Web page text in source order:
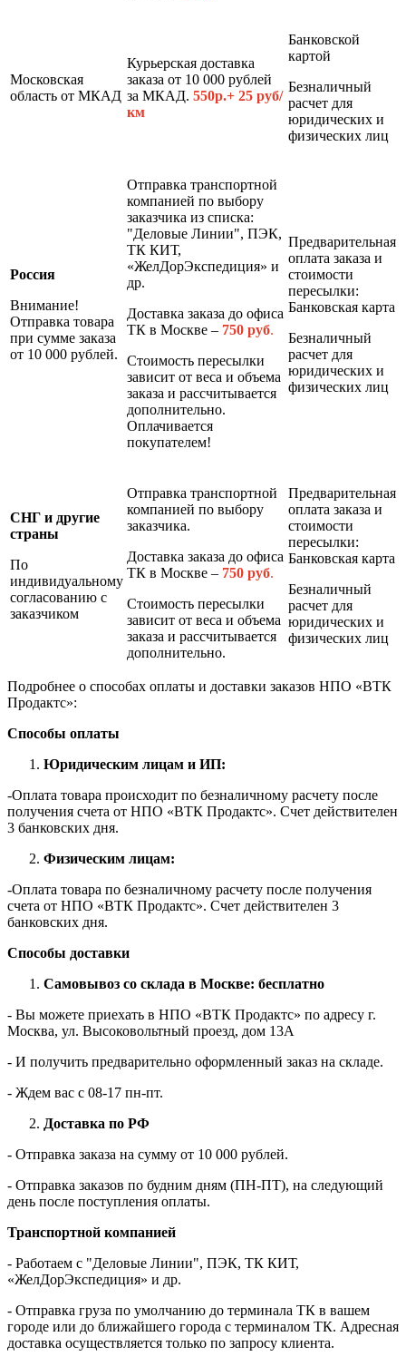
Московская
область от МКАД
Курьерская доставка
заказа от 10 000 рублей
за МКАД. 550р.+ 25 руб/
км
Банковской
картой
Безналичный
расчет для
юридических и
физических лиц
Россия
Внимание!
Отправка товара
при сумме заказа
от 10 000 рублей.
Отправка транспортной
компанией по выбору
заказчика из списка:
"Деловые Линии", ПЭК,
ТК КИТ,
«ЖелДорЭкспедиция» и
др.
Доставка заказа до офиса
ТК в Москве – 750 руб.
Стоимость пересылки
зависит от веса и объема
заказа и рассчитывается
дополнительно.
Оплачивается
покупателем!
Предварительная
оплата заказа и
стоимости
пересылки:
Банковская карта
Безналичный
расчет для
юридических и
физических лиц
СНГ и другие
страны
По
индивидуальному
согласованию с
заказчиком
Отправка транспортной
компанией по выбору
заказчика.
Доставка заказа до офиса
ТК в Москве – 750 руб.
Стоимость пересылки
зависит от веса и объема
заказа и рассчитывается
дополнительно.
Предварительная
оплата заказа и
стоимости
пересылки:
Банковская карта
Безналичный
расчет для
юридических и
физических лиц
Подробнее о способах оплаты и доставки заказов НПО «ВТК
Продактс»:
Способы оплаты
Юридическим лицам и ИП:
-Оплата товара происходит по безналичному расчету после
получения счета от НПО «ВТК Продактс». Счет действителен
3 банковских дня.
Физическим лицам:
-Оплата товара по безналичному расчету после получения
счета от НПО «ВТК Продактс». Счет действителен 3
банковских дня.
Способы доставки
Самовывоз со склада в Москве: бесплатно
- Вы можете приехать в НПО «ВТК Продактс» по адресу г.
Москва, ул. Высоковольтный проезд, дом 13А
- И получить предварительно оформленный заказ на складе.
- Ждем вас c 08-17 пн-пт.
Доставка по РФ
- Отправка заказа на сумму от 10 000 рублей.
- Отправка заказов по будним дням (ПН-ПТ), на следующий
день после поступления оплаты.
Транспортной компанией
- Работаем с "Деловые Линии", ПЭК, ТК КИТ,
«ЖелДорЭкспедиция» и др.
- Отправка груза по умолчанию до терминала ТК в вашем
городе или до ближайшего города с терминалом ТК. Адресная
доставка осуществляется только по запросу клиента.